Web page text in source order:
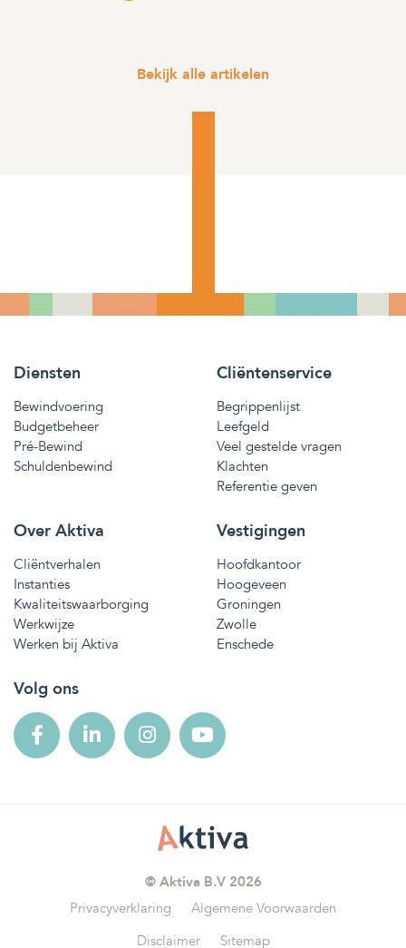
Bekijk alle artikelen
Diensten
Bewindvoering
Budgetbeheer
Pré-Bewind
Schuldenbewind
Cliëntenservice
Begrippenlijst
Leefgeld
Veel gestelde vragen
Klachten
Referentie geven
Over Aktiva
Cliëntverhalen
Instanties
Kwaliteitswaarborging
Werkwijze
Werken bij Aktiva
Vestigingen
Hoofdkantoor
Hoogeveen
Groningen
Zwolle
Enschede
Volg ons
© Aktiva B.V 2026
Privacyverklaring
Algemene Voorwaarden
Disclaimer
Sitemap